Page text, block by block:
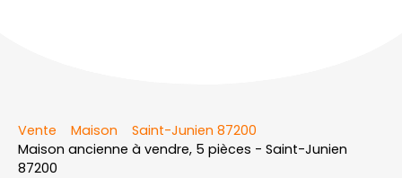
Vente Maison
Saint-Junien 87200
Maison ancienne à vendre, 5 pièces - Saint-Junien
87200